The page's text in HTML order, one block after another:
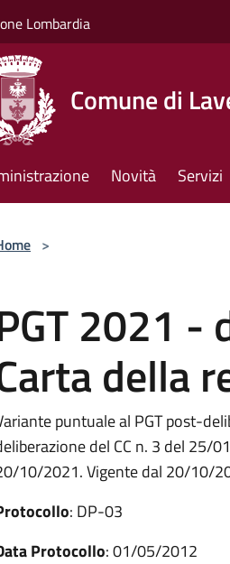
Lombardia
Comune di
Novità Servizi
>
2021 -
della
puntuale al PGT post-
del CC n. 3 del 25/
10/2021. Vigente dal 20/10/
: DP-03
Protocollo: 01/05/2012